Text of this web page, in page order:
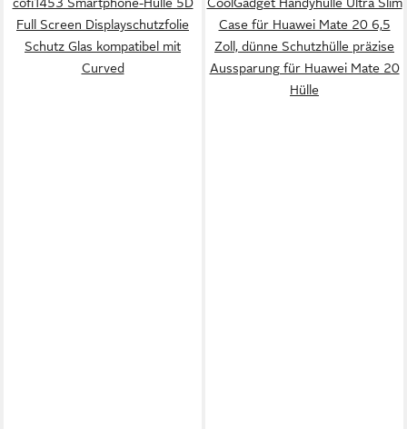
Full Screen Displayschutzfolie
Schutz Glas kompatibel mit
Curved
Case für Huawei Mate 20 6,5
Zoll, dünne Schutzhülle präzise
Aussparung für Huawei Mate 20
Hülle